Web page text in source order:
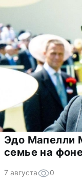
Эдо Мапелли
семье на
7 августа 0